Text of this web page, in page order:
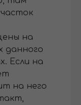
на
данного
Если на
на него